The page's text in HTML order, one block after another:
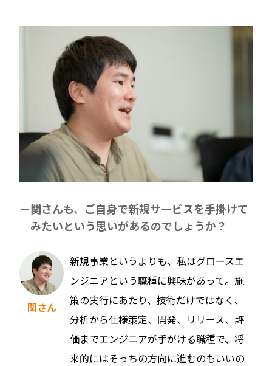
関さんも、ご自身で新規サービスを手掛けて
みたいという思いがあるのでしょうか？
関さん
新規事業というよりも、私はグロースエ
ンジニアという職種に興味があって。施
策の実行にあたり、技術だけではなく、
分析から仕様策定、開発、リリース、評
価までエンジニアが手がける職種で、将
来的にはそっちの方向に進むのもいいの